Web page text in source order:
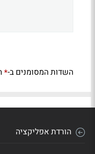
השדות המסומנים ב-*
הורדת אפליקציה